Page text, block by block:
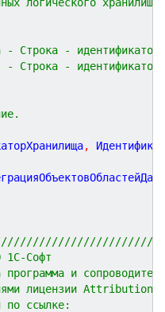
- Строка - идентификатор
Строка - идентификатор
,
Софт
и
лицензии
по ссылке: